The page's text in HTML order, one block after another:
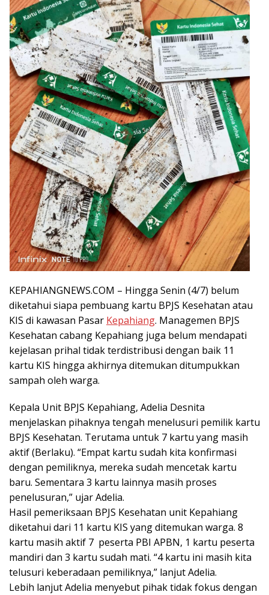
KEPAHIANGNEWS.COM – Hingga Senin (4/7) belum
diketahui siapa pembuang kartu BPJS Kesehatan atau
KIS di kawasan Pasar Kepahiang. Managemen BPJS
Kesehatan cabang Kepahiang juga belum mendapati
kejelasan prihal tidak terdistribusi dengan baik 11
kartu KIS hingga akhirnya ditemukan ditumpukkan
sampah oleh warga.
Kepala Unit BPJS Kepahiang, Adelia Desnita
menjelaskan pihaknya tengah menelusuri pemilik kartu
BPJS Kesehatan. Terutama untuk 7 kartu yang masih
aktif (Berlaku). “Empat kartu sudah kita konfirmasi
dengan pemiliknya, mereka sudah mencetak kartu
baru. Sementara 3 kartu lainnya masih proses
penelusuran,” ujar Adelia.
Hasil pemeriksaan BPJS Kesehatan unit Kepahiang
diketahui dari 11 kartu KIS yang ditemukan warga. 8
kartu masih aktif 7 peserta PBI APBN, 1 kartu peserta
mandiri dan 3 kartu sudah mati. “4 kartu ini masih kita
telusuri keberadaan pemiliknya,” lanjut Adelia.
Lebih lanjut Adelia menyebut pihak tidak fokus dengan